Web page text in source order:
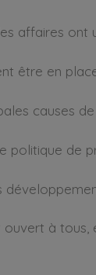
affaires ont
être en
causes
politique de
à tous,